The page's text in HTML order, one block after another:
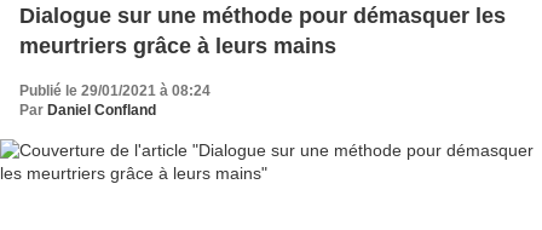
Dialogue sur une méthode pour démasquer les
meurtriers grâce à leurs mains
Publié le 29/01/2021 à 08:24
Par Daniel Confland